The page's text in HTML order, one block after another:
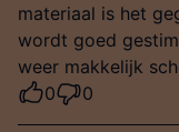
materiaal is het
wordt goed
weer makkelijk
0
0